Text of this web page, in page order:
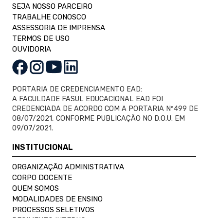
SEJA NOSSO PARCEIRO
TRABALHE CONOSCO
ASSESSORIA DE IMPRENSA
TERMOS DE USO
OUVIDORIA
PORTARIA DE CREDENCIAMENTO EAD:
A FACULDADE FASUL EDUCACIONAL EAD FOI
CREDENCIADA DE ACORDO COM A PORTARIA Nº499 DE
08/07/2021, CONFORME PUBLICAÇÃO NO D.O.U. EM
09/07/2021.
INSTITUCIONAL
ORGANIZAÇÃO ADMINISTRATIVA
CORPO DOCENTE
QUEM SOMOS
MODALIDADES DE ENSINO
PROCESSOS SELETIVOS